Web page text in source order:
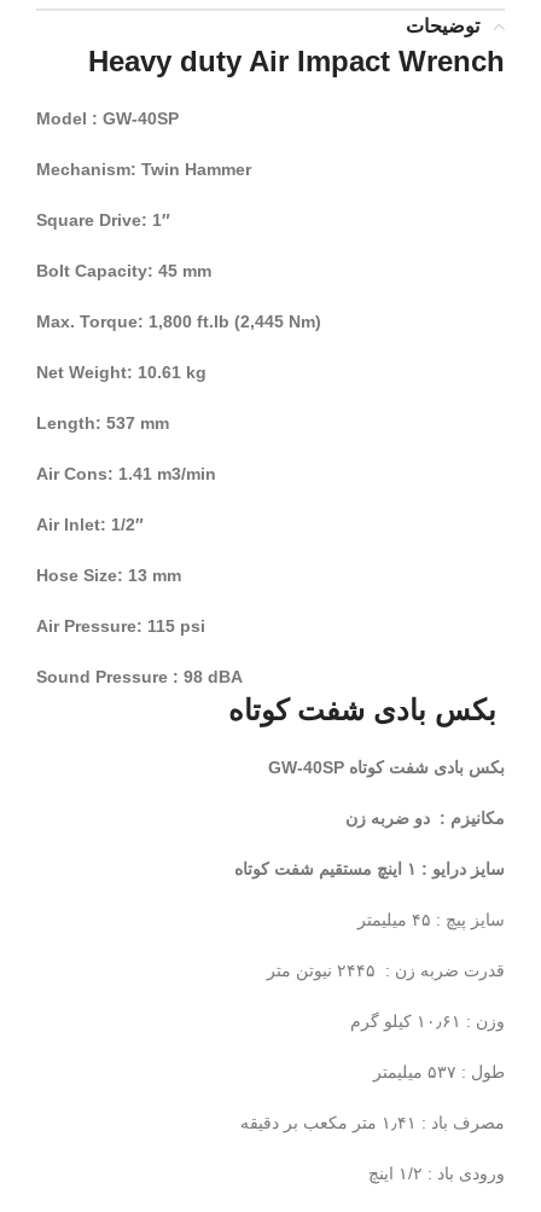
توضیحات
Heavy duty Air Impact Wrench
Model : GW-40SP
Mechanism: Twin Hammer
Square Drive: 1″
Bolt Capacity: 45 mm
Max. Torque: 1,800 ft.lb (2,445 Nm)
Net Weight: 10.61 kg
Length: 537 mm
Air Cons: 1.41 m3/min
Air Inlet: 1/2″
Hose Size: 13 mm
Air Pressure: 115 psi
Sound Pressure : 98 dBA
بکس بادی شفت کوتاه
بکس بادی شفت کوتاه GW-40SP
مکانیزم : دو ضربه زن
سایز درایو : ۱ اینچ مستقیم شفت کوتاه
سایز پیچ : ۴۵ میلیمتر
قدرت ضربه زن : ۲۴۴۵ نیوتن متر
وزن : ۱۰٫۶۱ کیلو گرم
طول : ۵۳۷ میلیمتر
مصرف باد : ۱٫۴۱ متر مکعب بر دقیقه
ورودی باد : ۱/۲ اینچ